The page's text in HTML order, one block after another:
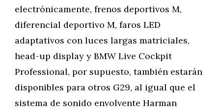
electrónicamente, frenos deportivos M,
diferencial deportivo M, faros LED
adaptativos con luces largas matriciales,
head-up display y BMW Live Cockpit
Professional, por supuesto, también estarán
disponibles para otros G29, al igual que el
sistema de sonido envolvente Harman